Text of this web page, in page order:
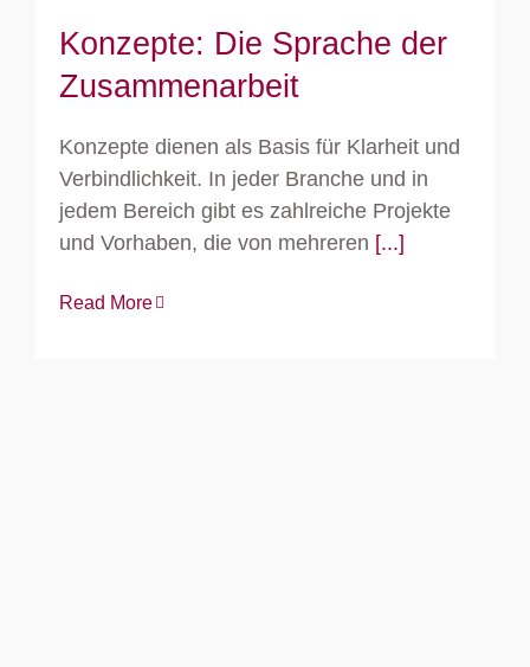
Konzepte: Die Sprache der
Zusammenarbeit
Konzepte dienen als Basis für Klarheit und
Verbindlichkeit. In jeder Branche und in
jedem Bereich gibt es zahlreiche Projekte
und Vorhaben, die von mehreren [...]
Read More